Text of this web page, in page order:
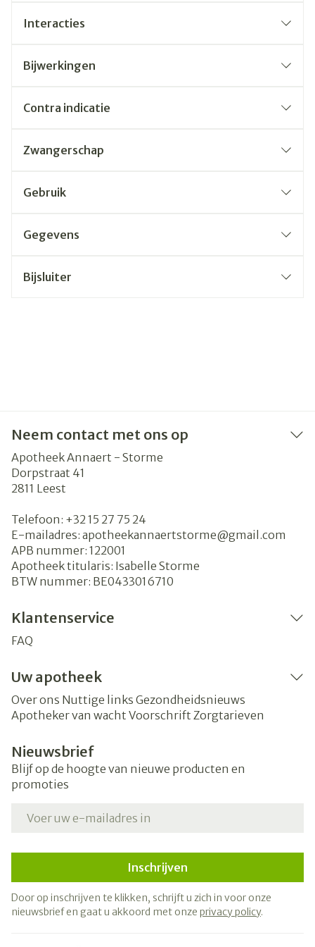
Interacties
Bijwerkingen
Contra indicatie
Zwangerschap
Gebruik
Gegevens
Bijsluiter
Neem contact met ons op
Apotheek Annaert - Storme
Dorpstraat 41
2811 Leest
Telefoon: +32 15 27 75 24
E-mailadres: apotheekannaertstorme@gmail.com
APB nummer: 122001
Apotheek titularis: Isabelle Storme
BTW nummer: BE0433016710
Klantenservice
FAQ
Uw apotheek
Over ons Nuttige links Gezondheidsnieuws
Apotheker van wacht Voorschrift Zorgtarieven
Nieuwsbrief
Blijf op de hoogte van nieuwe producten en
promoties
Inschrijven
Door op inschrijven te klikken, schrijft u zich in voor onze
nieuwsbrief en gaat u akkoord met onze privacy policy.